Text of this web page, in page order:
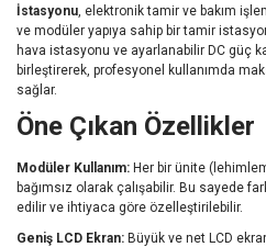
İstasyonu, elektronik tamir ve bakım
ve modüler yapıya sahip bir tamir
hava istasyonu ve ayarlanabilir DC güç
birleştirerek, profesyonel kullanımda
sağlar.
Öne Çıkan Özellikler
Modüler Kullanım: Her bir ünite
bağımsız olarak çalışabilir. Bu sayede
edilir ve ihtiyaca göre özelleştirilebilir.
Geniş LCD Ekran: Büyük ve net LCD